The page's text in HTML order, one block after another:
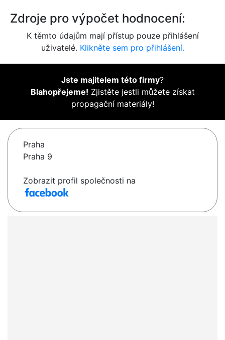
Zdroje pro výpočet hodnocení:
K těmto údajům mají přístup pouze přihlášení
uživatelé. Klikněte sem pro přihlášení.
Jste majitelem této firmy?
Blahopřejeme! Zjistěte jestli můžete získat
propagační materiály!
Praha
Praha 9
Zobrazit profil společnosti na